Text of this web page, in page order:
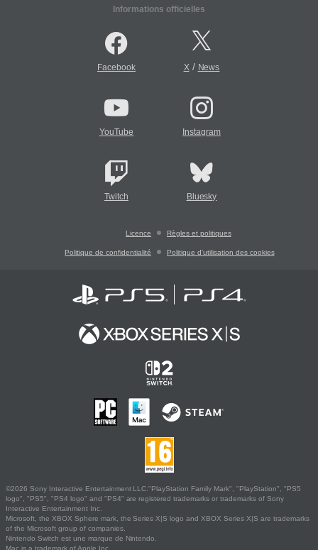
Informations officielles
Facebook X/ News
YouTube Instagram
Twitch Bluesky
Licence Règles et politiques
Politique de confidentialité Politique d'utilisation des cookies
©2026 Sony Interactive Entertainment LLC."PlayStation Family Mark", "PlayStation", "PS5
logo", "PS5", "PS4 logo" and "PS4" are registered trademarks or trademarks of Sony
Interactive Entertainment Inc.
Microsoft, the XBOX Sphere mark, the Series X|S logo and XBOX Series X|S are trademarks
of the Microsoft group of companies.
Nintendo Switch est une marque de Nintendo.
Mac is a trademark of Apple Inc.